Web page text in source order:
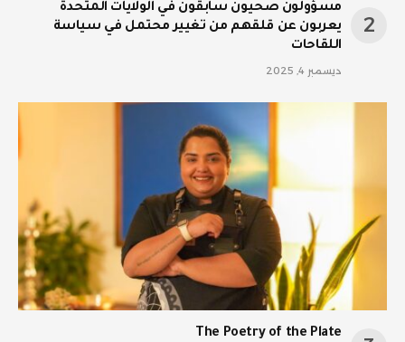
مسؤولون صحيون سابقون في الولايات المتحدة
يعربون عن قلقهم من تغيير محتمل في سياسة
اللقاحات
ديسمبر 4, 2025
The Poetry of the Plate